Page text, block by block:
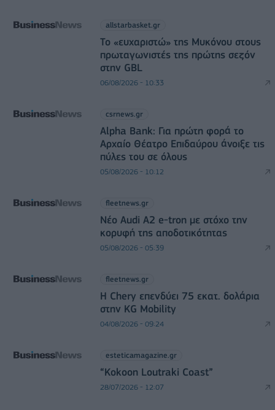
allstarbasket.gr
Το «ευχαριστώ» της Μυκόνου στους
πρωταγωνιστές της πρώτης σεζόν
στην GBL
06/08/2026 - 10:33
csrnews.gr
Alpha Bank: Για πρώτη φορά το
Αρχαίο Θέατρο Επιδαύρου άνοιξε τις
πύλες του σε όλους
05/08/2026 - 10:12
fleetnews.gr
Νέο Audi A2 e-tron με στόχο την
κορυφή της αποδοτικότητας
05/08/2026 - 05:39
fleetnews.gr
Η Chery επενδύει 75 εκατ. δολάρια
στην KG Mobility
04/08/2026 - 09:24
esteticamagazine.gr
“Kokoon Loutraki Coast”
28/07/2026 - 12:07